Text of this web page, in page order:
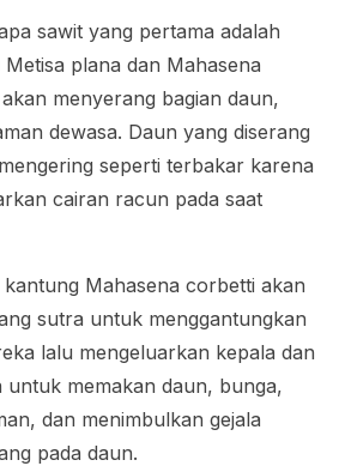
sawit yang pertama adalah
Metisa plana dan Mahasena
menyerang bagian daun,
dewasa. Daun yang diserang
seperti terbakar karena
cairan racun pada saat
Mahasena corbetti akan
sutra untuk menggantungkan
lalu mengeluarkan kepala dan
untuk memakan daun, bunga,
dan menimbulkan gejala
pada daun.